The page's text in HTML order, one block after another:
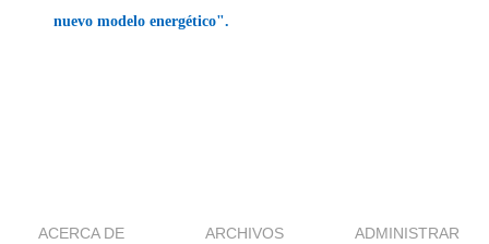
nuevo modelo energético".
ACERCA DE ARCHIVOS ADMINISTRAR